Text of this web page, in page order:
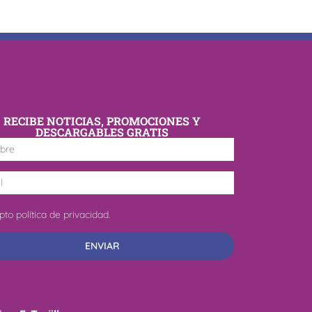
RECIBE NOTICIAS, PROMOCIONES Y
DESCARGABLES GRATIS
política de privacidad.
ENVIAR